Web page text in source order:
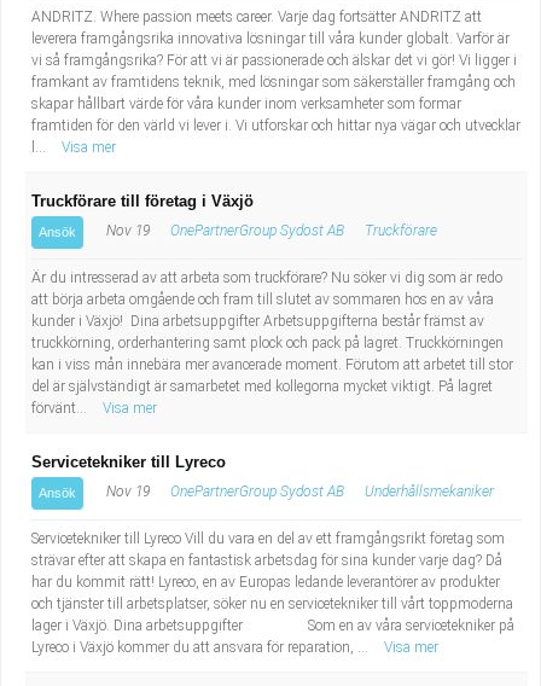
ANDRITZ. Where passion meets career. Varje dag fortsätter ANDRITZ att
leverera framgångsrika innovativa lösningar till våra kunder globalt. Varför är
vi så framgångsrika? För att vi är passionerade och älskar det vi gör! Vi ligger i
framkant av framtidens teknik, med lösningar som säkerställer framgång och
skapar hållbart värde för våra kunder inom verksamheter som formar
framtiden för den värld vi lever i. Vi utforskar och hittar nya vägar och utvecklar
l...
Visa mer
Truckförare till företag i Växjö
Ansök Nov 19 OnePartnerGroup Sydost AB Truckförare
Är du intresserad av att arbeta som truckförare? Nu söker vi dig som är redo
att börja arbeta omgående och fram till slutet av sommaren hos en av våra
kunder i Växjö! Dina arbetsuppgifter Arbetsuppgifterna består främst av
truckkörning, orderhantering samt plock och pack på lagret. Truckkörningen
kan i viss mån innebära mer avancerade moment. Förutom att arbetet till stor
del är självständigt är samarbetet med kollegorna mycket viktigt. På lagret
förvänt...
Visa mer
Servicetekniker till Lyreco
Ansök Nov 19 OnePartnerGroup Sydost AB Underhållsmekaniker
Servicetekniker till Lyreco Vill du vara en del av ett framgångsrikt företag som
strävar efter att skapa en fantastisk arbetsdag för sina kunder varje dag? Då
har du kommit rätt! Lyreco, en av Europas ledande leverantörer av produkter
och tjänster till arbetsplatser, söker nu en servicetekniker till vårt toppmoderna
lager i Växjö. Dina arbetsuppgifter Som en av våra servicetekniker på
Lyreco i Växjö kommer du att ansvara för reparation, ...
Visa mer